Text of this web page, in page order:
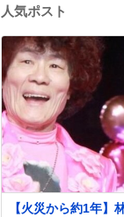
人気ポスト
【火災から約1年】